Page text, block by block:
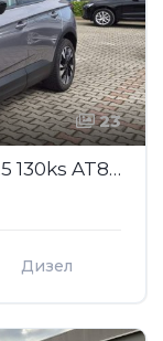
23
Opel Grandland X Innovation 1.5 130ks AT8 (MMJ008)
Дизел